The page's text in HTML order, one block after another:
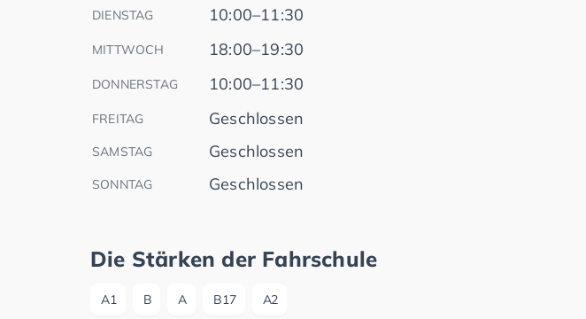
DIENSTAG 10:00–11:30
MITTWOCH 18:00–19:30
DONNERSTAG 10:00–11:30
FREITAG Geschlossen
SAMSTAG Geschlossen
SONNTAG Geschlossen
Die Stärken der Fahrschule
A1 B A B17 A2